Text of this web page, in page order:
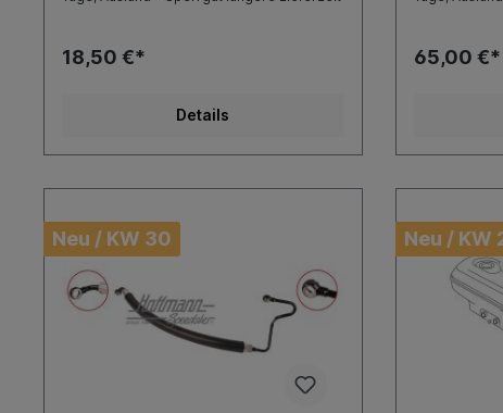
18,50 €*
Details
65,00 €*
Neu / KW 30 Neu / KW